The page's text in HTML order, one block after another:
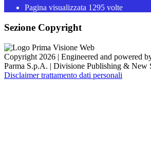
Pagina visualizzata 1295 volte
Sezione Copyright
Copyright 2026 | Engineered and powered
Parma S.p.A. | Divisione Publishing & New
Disclaimer trattamento dati personali